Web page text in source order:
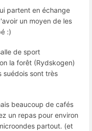
partent en échange
un moyen de les
:)
de sport
la forêt (Rydskogen)
suédois sont très
beaucoup de cafés
un repas pour environ
partout. (et